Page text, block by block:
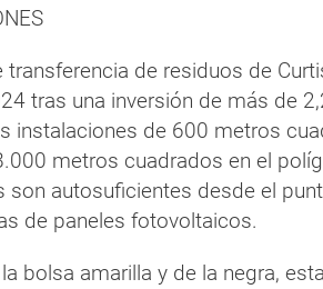
transferencia de residuos de
tras una inversión de más de
instalaciones de 600 metros
metros cuadrados en el
son autosuficientes desde el
de paneles fotovoltaicos.
bolsa amarilla y de la negra,